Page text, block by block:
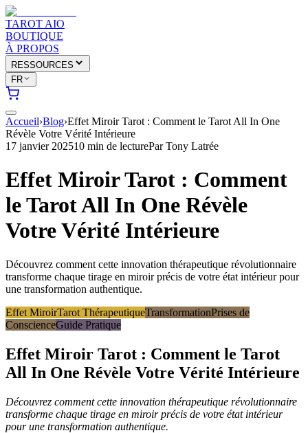
TAROT AIO
BOUTIQUE
À PROPOS
RESSOURCES
FR
Accueil›Blog›Effet Miroir Tarot : Comment le Tarot All In One
Révèle Votre Vérité Intérieure
17 janvier 202510 min de lecturePar Tony Latrée
Effet Miroir Tarot : Comment
le Tarot All In One Révèle
Votre Vérité Intérieure
Découvrez comment cette innovation thérapeutique révolutionnaire
transforme chaque tirage en miroir précis de votre état intérieur pour
une transformation authentique.
Effet MiroirTarot ThérapeutiqueTransformationPrises de
ConscienceGuide Pratique
Effet Miroir Tarot : Comment le Tarot
All In One Révèle Votre Vérité Intérieure
Découvrez comment cette innovation thérapeutique révolutionnaire
transforme chaque tirage en miroir précis de votre état intérieur
pour une transformation authentique.